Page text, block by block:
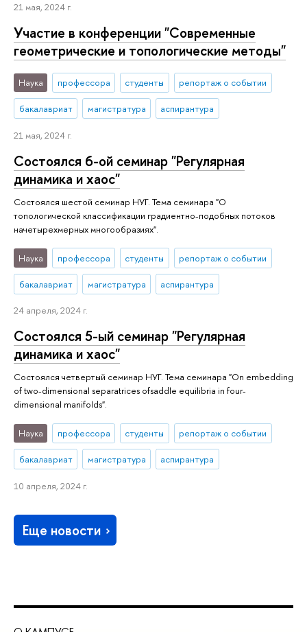
21 мая, 2024 г.
Участие в конференции "Современные
геометрические и топологические методы"
Наука профессора студенты репортаж о событии
бакалавриат магистратура аспирантура
21 мая, 2024 г.
Состоялся 6-ой семинар "Регулярная
динамика и хаос"
Состоялся шестой семинар НУГ. Тема семинара "О
топологической классификации градиентно-подобных потоков
начетырехмерных многообразиях".
Наука профессора студенты репортаж о событии
бакалавриат магистратура аспирантура
24 апреля, 2024 г.
Состоялся 5-ый семинар "Регулярная
динамика и хаос"
Состоялся четвертый семинар НУГ. Тема семинара "On embedding
of two-dimensional separatrices ofsaddle equilibria in four-
dimensional manifolds".
Наука профессора студенты репортаж о событии
бакалавриат магистратура аспирантура
10 апреля, 2024 г.
Еще новости